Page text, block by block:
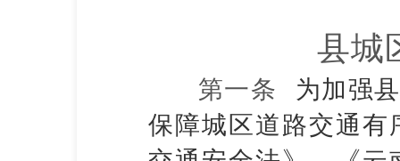
县城
第一条
为加强
保障城区道路交通有